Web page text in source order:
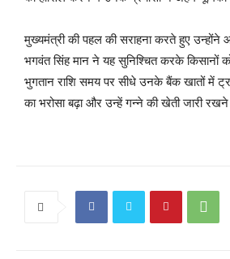
मुख्यमंत्री की पहल की सराहना करते हुए उन्होंने
भगवंत सिंह मान ने यह सुनिश्चित करके किसानों
भुगतान राशि समय पर सीधे उनके बैंक खातों में
का भरोसा बढ़ा और उन्हें गन्ने की खेती जारी रखने